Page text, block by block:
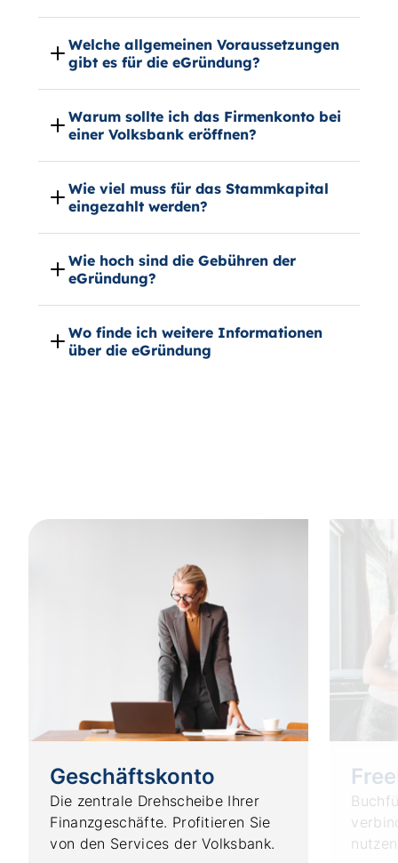
Welche allgemeinen Voraussetzungen
gibt es für die eGründung?
Warum sollte ich das Firmenkonto bei
einer Volksbank eröffnen?
Wie viel muss für das Stammkapital
eingezahlt werden?
Wie hoch sind die Gebühren der
eGründung?
Wo finde ich weitere Informationen
über die eGründung
Geschäftskonto
Die zentrale Drehscheibe Ihrer
Finanzgeschäfte. Profitieren Sie
von den Services der Volksbank.